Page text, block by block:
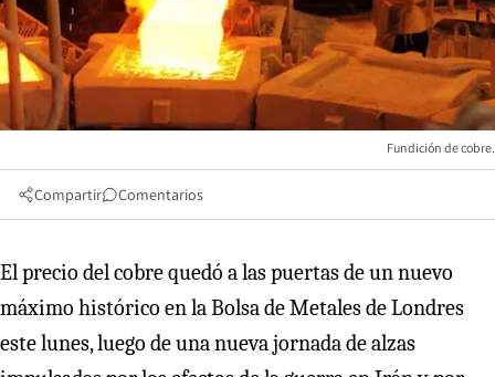
Fundición de cobre.
Compartir Comentarios
El precio del cobre quedó a las puertas de un nuevo
máximo histórico en la Bolsa de Metales de Londres
este lunes, luego de una nueva jornada de alzas